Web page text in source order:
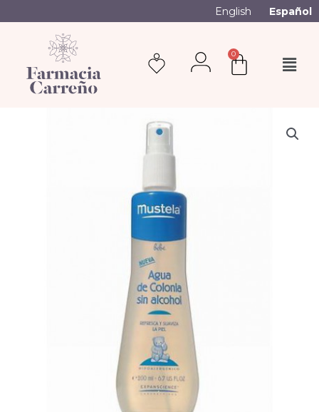
English Español
0